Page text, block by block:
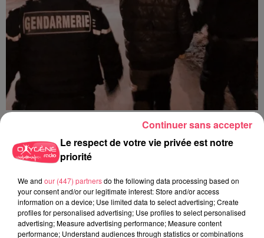
SEGRÉ. ATTAQUE À L'ARME BLANCHE : L'AGRESSEUR INTERPELLÉ,
LE...
Le respect de votre vie privée est notre
priorité
We and our (447) partnersdo the following data processing based on
your consent and/or our legitimate interest: Store and/or access
information on a device; Use limited data to select advertising; Create
profiles for personalised advertising; Use profiles to select personalised
advertising; Measure advertising performance; Measure content
performance; Understand audiences through statistics or combinations
Continuer sans accepter